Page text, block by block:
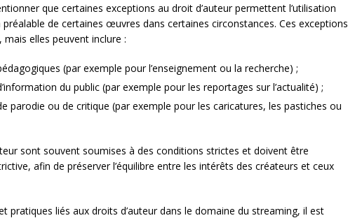
que certaines exceptions au droit d’auteur permettent l’utilisation
de certaines œuvres dans certaines circonstances. Ces exceptions
elles peuvent inclure :
(par exemple pour l’enseignement ou la recherche) ;
du public (par exemple pour les reportages sur l’actualité) ;
parodie ou de critique (par exemple pour les caricatures, les pastiches ou
sont souvent soumises à des conditions strictes et doivent être
afin de préserver l’équilibre entre les intérêts des créateurs et ceux
pratiques liés aux droits d’auteur dans le domaine du streaming, il est